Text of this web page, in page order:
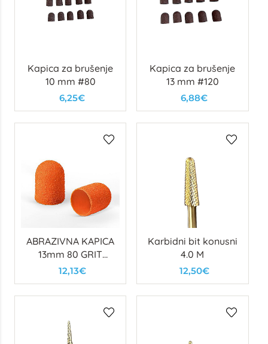
Kapica za brušenje
10 mm #80
6,25€
Kapica za brušenje
13 mm #120
6,88€
ABRAZIVNA KAPICA
13mm 80 GRIT
NARANČASTA
(10kom)
12,13€
Karbidni bit konusni
4.0 M
12,50€